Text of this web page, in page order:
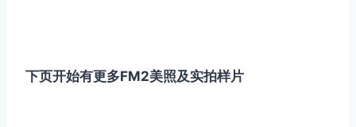
下页开始有更多FM2美照及实拍样片